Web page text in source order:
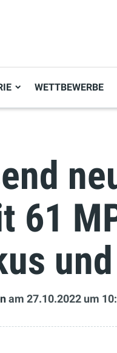
WETTBEWERBE
61
am 27.10.2022 um